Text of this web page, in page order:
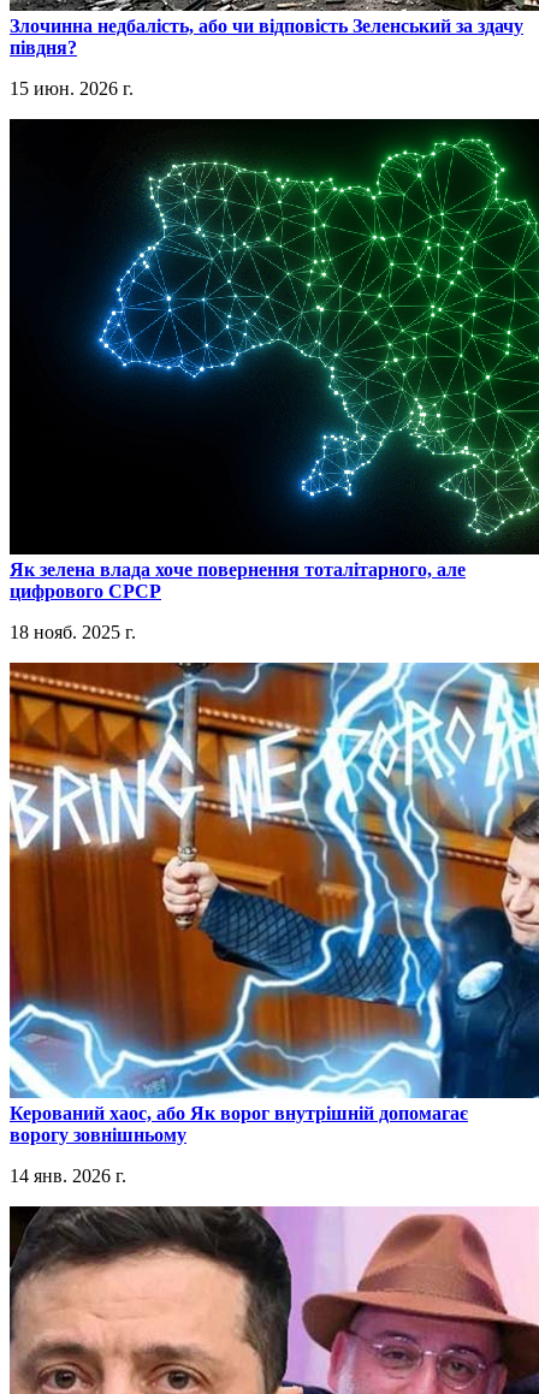
​Злочинна недбалість, або чи відповість Зеленський за здачу
півдня?
15 июн. 2026 г.
​Як зелена влада хоче повернення тоталітарного, але
цифрового СРСР
18 нояб. 2025 г.
​Керований хаос, або Як ворог внутрішній допомагає
ворогу зовнішньому
14 янв. 2026 г.